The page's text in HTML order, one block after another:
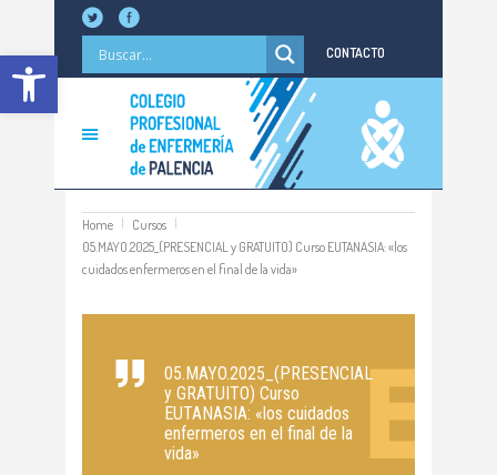
Abrir barra de herramientas CONTACTO
Home
Cursos
05.MAYO.2025_(PRESENCIAL y GRATUITO) Curso EUTANASIA: «los
cuidados enfermeros en el final de la vida»
05.MAYO.2025_(PRESENCIAL
y GRATUITO) Curso
EUTANASIA: «los cuidados
enfermeros en el final de la
vida»